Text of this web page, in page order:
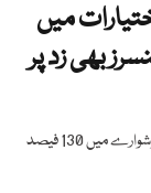
میں
بھی زد پر
گاڑی یا جائیداد کی خریداری کیلئے پچھلے سال کے ٹیکس گوشوارے میں 130 فیصد